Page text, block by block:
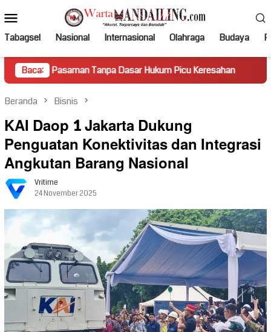
ke
kontenMobile
Tabagsel Nasional Internasional Olahraga Budaya
Baca:Tanpa Dasar Hukum Picu Keresahan Truk Miring
Beranda Bisnis
KAI Daop 1 Jakarta Dukung
Penguatan Konektivitas dan Integrasi
Angkutan Barang Nasional
Vritime
24 November 2025